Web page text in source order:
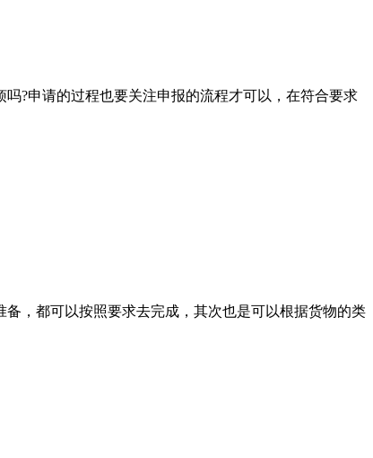
?申请的过程也要关注申报的流程才可以，在符合要求
，都可以按照要求去完成，其次也是可以根据货物的类